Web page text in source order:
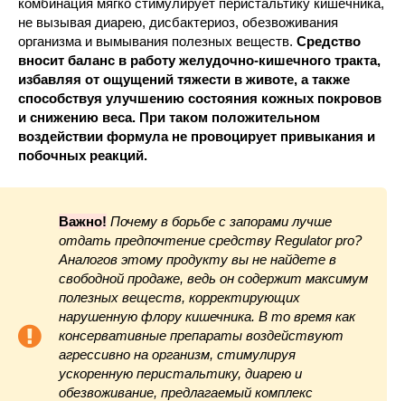
комбинация мягко стимулирует перистальтику кишечника,
не вызывая диарею, дисбактериоз, обезвоживания
организма и вымывания полезных веществ. Средство
вносит баланс в работу желудочно-кишечного тракта,
избавляя от ощущений тяжести в животе, а также
способствуя улучшению состояния кожных покровов
и снижению веса. При таком положительном
воздействии формула не провоцирует привыкания и
побочных реакций.
Важно! Почему в борьбе с запорами лучше
отдать предпочтение средству Regulator pro?
Аналогов этому продукту вы не найдете в
свободной продаже, ведь он содержит максимум
полезных веществ, корректирующих
нарушенную флору кишечника. В то время как
консервативные препараты воздействуют
агрессивно на организм, стимулируя
ускоренную перистальтику, диарею и
обезвоживание, предлагаемый комплекс